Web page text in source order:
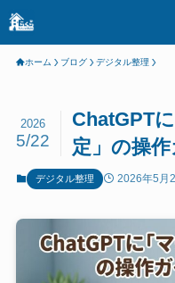
ホーム ブログ デジタル整理
ChatGPT
定」の操
2026
5/22
デジタル整理 2026年5月